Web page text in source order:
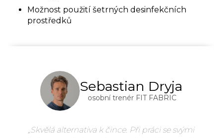
Možnost použití šetrných desinfekčních
prostředků
Sebastian Dryja
osobní trenér FIT FABRIC
„Skvělá alternativa k čince. Při práci se svými